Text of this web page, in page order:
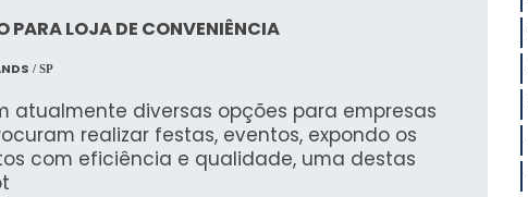
Soluções para Diversos Setores
para feiras e veículos, atendendo a diversos
DE CLIENTES
PARA LOJA DE CONVENIÊNCIA
/ SP
atualmente diversas opções para empresas
realizar festas, eventos, expondo os
com eficiência e qualidade, uma destas